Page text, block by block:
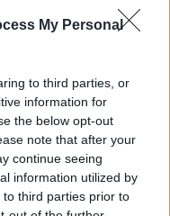
My Personal
to third parties, or
information for
the below opt-out
note that after your
continue seeing
information utilized by
third parties prior to
σήμερα Πέμπτη
της νέας
που γυρίστηκε